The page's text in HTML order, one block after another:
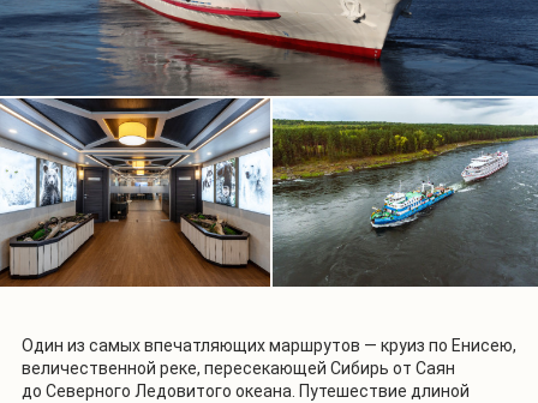
Один из самых впечатляющих маршрутов — круиз по Енисею,
величественной реке, пересекающей Сибирь от Саян
до Северного Ледовитого океана. Путешествие длиной